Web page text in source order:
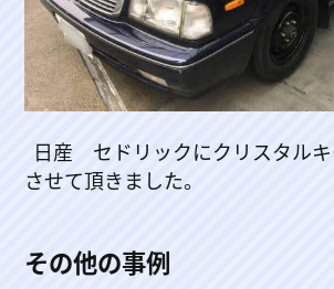
日産 セドリックにクリスタル
させて頂きました。
その他の事例